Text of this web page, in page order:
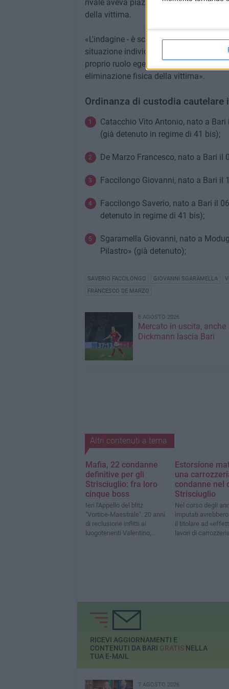
rivale aveva piazzato una vedetta
della vittima.
«L'indagine - è scritto in una nota - ha
situazione individuato nell'esigenza da
proprio ruolo egemonico nel proprio
eliminazione fisica della vittima».
Ordinanza di custodia cautelare
Catacchio Vito Antonio, nato a
(già detenuto in regime di 41 bis);
De Marzo Francesco, nato a Bari
Faccilongo Giovanni, nato a Bari il
Faccilongo Saverio, nato a Bari il
detenuto in regime di 41 bis);
Sgaramella Giovanni, nato a
Pilastro» (già detenuto);
SAVERIO FACCILONGO GIOVANNI SGARAMELLA
FRANCESCO DE MARZO
8 AGOSTO 2026
Mercato in uscita, anche
Dickmann lascia Bari
Altri contenuti a tema
Mafia, 22 condanne
definitive per gli
Strisciuglio: fra loro
cinque boss
Ieri l'Appello del blitz
"Vortice-Maestrale". 20 anni
di reclusione inflitti ai
luogotenenti Valentino,
Estorsione
una
condanne nel
Strisciuglio
Nel corso degli
imputati
il titolare ad
lavori di
RICEVI AGGIORNAMENTI E
CONTENUTI DA BARI GRATISNELLA
TUA E-MAIL
7 AGOSTO 2026